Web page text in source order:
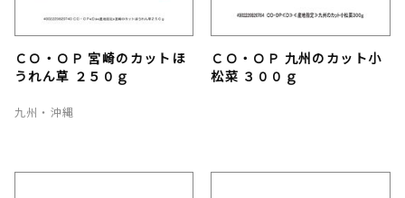
ＣＯ・ＯＰ 宮崎のカットほ
うれん草 ２５０ｇ
九州・沖縄
ＣＯ・ＯＰ 九州のカット小
松菜 ３００ｇ